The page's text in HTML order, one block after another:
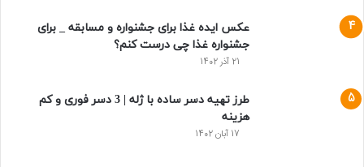
عکس ایده غذا برای جشنواره و مسابقه _ برای
جشنواره غذا چی درست کنم؟
21 آذر 1402
طرز تهیه دسر ساده با ژله | 3 دسر فوری و کم
هزینه
17 آبان 1402